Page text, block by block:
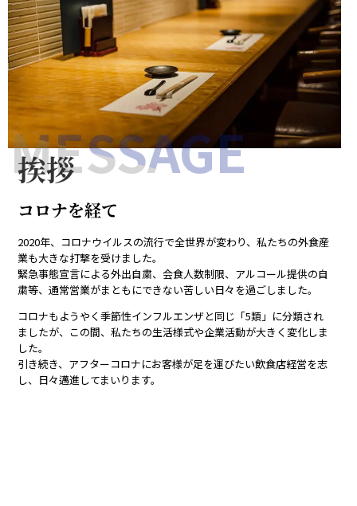
MESSAGE
挨拶
コロナを経て
2020年、コロナウイルスの流行で全世界が変わり、私たちの外食産
業も大きな打撃を受けました。
緊急事態宣言による外出自粛、会食人数制限、アルコール提供の自
粛等、通常営業がまともにできない苦しい日々を過ごしました。
コロナもようやく季節性インフルエンザと同じ「5類」に分類され
ましたが、この間、私たちの生活様式や企業活動が大きく変化しま
した。
引き続き、アフターコロナに​お客様が​足を​運びたい​飲食店経営を志
し、日々邁進してまいります。